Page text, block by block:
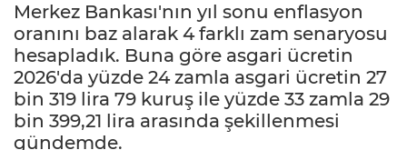
Merkez Bankası'nın yıl sonu enflasyon
oranını baz alarak 4 farklı zam senaryosu
hesapladık. Buna göre asgari ücretin
2026'da yüzde 24 zamla asgari ücretin 27
bin 319 lira 79 kuruş ile yüzde 33 zamla 29
bin 399,21 lira arasında şekillenmesi
gündemde.